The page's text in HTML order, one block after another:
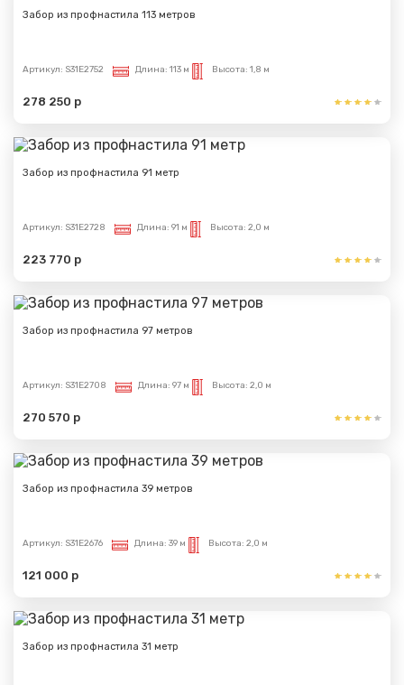
Забор из профнастила 113 метров
Артикул: S31E2752 Длина: 113 м Высота: 1,8 м
278 250 р
Забор из профнастила 91 метр
Артикул: S31E2728 Длина: 91 м Высота: 2,0 м
223 770 р
Забор из профнастила 97 метров
Артикул: S31E2708 Длина: 97 м Высота: 2,0 м
270 570 р
Забор из профнастила 39 метров
Артикул: S31E2676 Длина: 39 м Высота: 2,0 м
121 000 р
Забор из профнастила 31 метр